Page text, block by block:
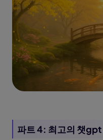
파트 4: 최고의 챗gpt